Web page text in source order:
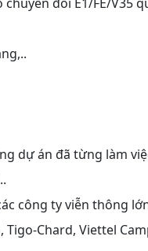
dự án đã từng làm
công ty viễn thông
Chard, Viettel